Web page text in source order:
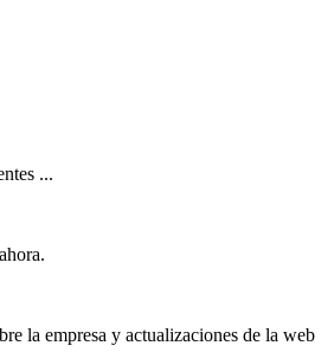
...
la empresa y actualizaciones de la web